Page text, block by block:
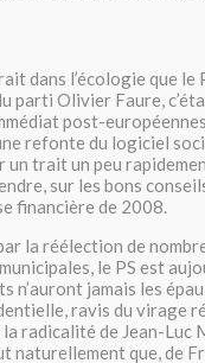
dans l’écologie que
Olivier Faure,
post-
refonte du logiciel
trait un peu
sur les bons
financière de 2008.
la réélection de
le PS est
n’auront jamais les
ravis du virage
radicalité de Jean-Luc
naturellement que, de